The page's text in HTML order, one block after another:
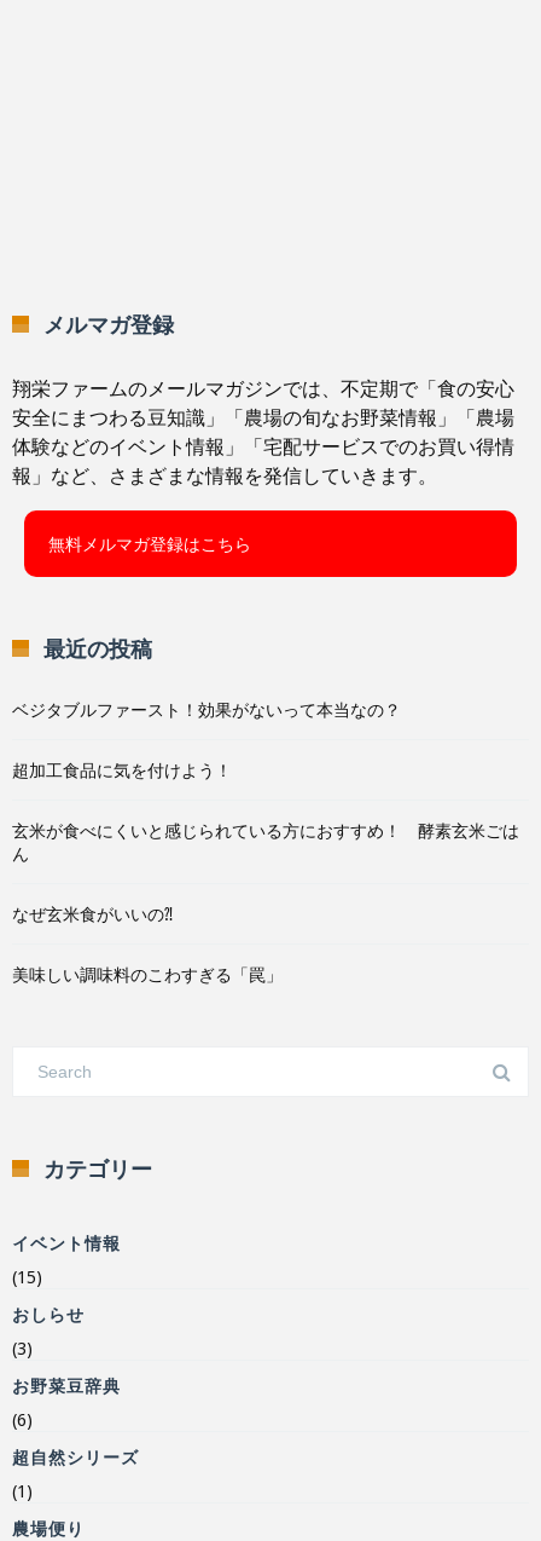
メルマガ登録
翔栄ファームのメールマガジンでは、不定期で「食の安心
安全にまつわる豆知識」「農場の旬なお野菜情報」「農場
体験などのイベント情報」「宅配サービスでのお買い得情
報」など、さまざまな情報を発信していきます。
無料メルマガ登録はこちら
最近の投稿
ベジタブルファースト！効果がないって本当なの？
超加工食品に気を付けよう！
玄米が食べにくいと感じられている方におすすめ！ 酵素玄米ごは
ん
なぜ玄米食がいいの⁈
美味しい調味料のこわすぎる「罠」
カテゴリー
イベント情報
(15)
おしらせ
(3)
お野菜豆辞典
(6)
超自然シリーズ
(1)
農場便り